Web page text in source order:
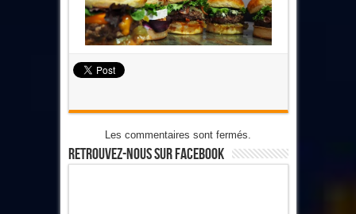
Les commentaires sont fermés.
Retrouvez-Nous Sur Facebook